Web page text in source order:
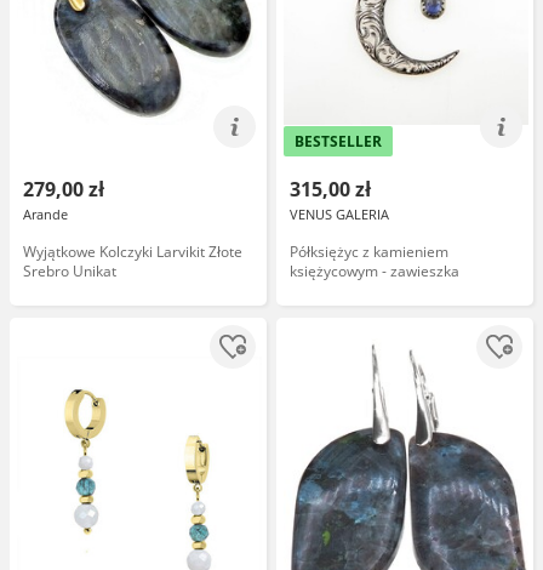
279,00 zł
Arande
Wyjątkowe Kolczyki Larvikit Złote
Srebro Unikat
BESTSELLER
315,00 zł
VENUS GALERIA
Półksiężyc z kamieniem
księżycowym - zawieszka